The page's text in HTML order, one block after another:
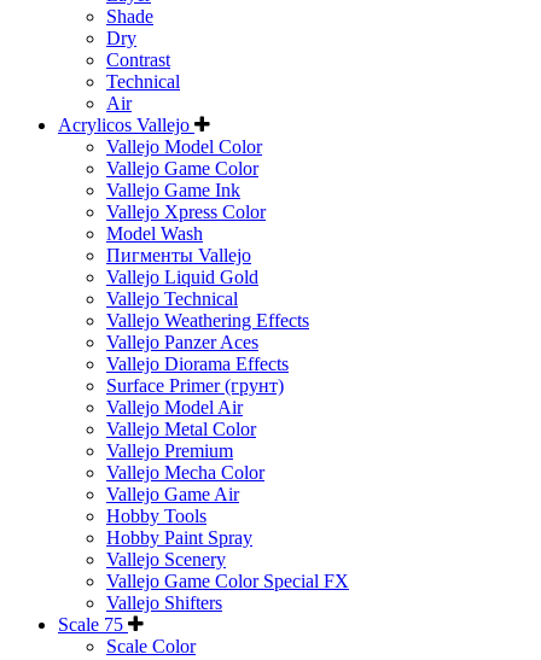
Shade
Dry
Contrast
Technical
Air
Acrylicos Vallejo
Vallejo Model Color
Vallejo Game Color
Vallejo Game Ink
Vallejo Xpress Color
Model Wash
Пигменты Vallejo
Vallejo Liquid Gold
Vallejo Technical
Vallejo Weathering Effects
Vallejo Panzer Aces
Vallejo Diorama Effects
Surface Primer (грунт)
Vallejo Model Air
Vallejo Metal Color
Vallejo Premium
Vallejo Mecha Color
Vallejo Game Air
Hobby Tools
Hobby Paint Spray
Vallejo Scenery
Vallejo Game Color Special FX
Vallejo Shifters
Scale 75
Scale Color